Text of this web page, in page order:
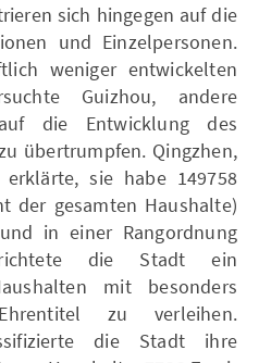
sich hingegen auf die
und Einzelpersonen.
weniger entwickelten
Guizhou, andere
die Entwicklung des
übertrumpfen. Qingzhen,
sie habe 149758
der gesamten Haushalte)
in einer Rangordnung
die Stadt ein
mit besonders
zu verleihen.
die Stadt ihre